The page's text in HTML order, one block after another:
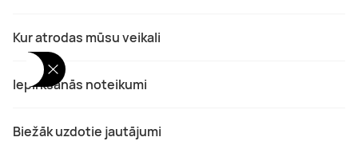
Kur atrodas mūsu veikali
Iepirkšanās noteikumi
Biežāk uzdotie jautājumi